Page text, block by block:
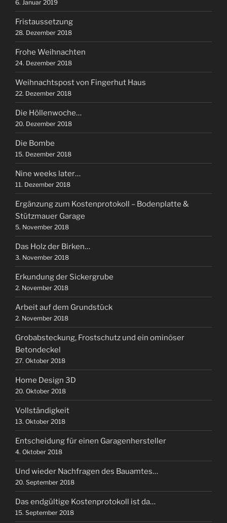
6. Januar 2019
Fristaussetzung
28. Dezember 2018
Frohe Weihnachten
24. Dezember 2018
Weihnachtspost von Fingerhut Haus
22. Dezember 2018
Die Höllenwoche…
20. Dezember 2018
Die Bombe
15. Dezember 2018
Nine weeks later…
11. Dezember 2018
Ergänzung zum Kostenprotokoll – Bodenplatte &
Stützmauer Garage
5. November 2018
Das Holz der Birken…
3. November 2018
Erkundung der Sickergrube
2. November 2018
Arbeit auf dem Grundstück
2. November 2018
Grobabsteckung, Frostschutz und ein ominöser
Betondeckel
27. Oktober 2018
Home Design 3D
20. Oktober 2018
Vollständigkeit
13. Oktober 2018
Entscheidung für einen Garagenhersteller
4. Oktober 2018
Und wieder Nachfragen des Bauamtes…
20. September 2018
Das endgültige Kostenprotokoll ist da…
15. September 2018